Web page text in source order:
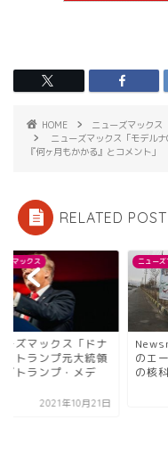
HOME
ニューズマックス
ニューズマックス「モデル
『何ヶ月もかかる』とコメント」
RELATED POST
ズマックス
ーズマックス「ドナ
・トランプ元大統領
『トランプ・メデ
2021年10月21日
ニュー
のエ
の核